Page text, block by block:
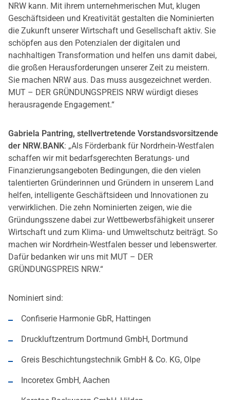
NRW kann. Mit ihrem unternehmerischen Mut, klugen
Geschäftsideen und Kreativität gestalten die Nominierten
die Zukunft unserer Wirtschaft und Gesellschaft aktiv. Sie
schöpfen aus den Potenzialen der digitalen und
nachhaltigen Transformation und helfen uns damit dabei,
die großen Herausforderungen unserer Zeit zu meistern.
Sie machen NRW aus. Das muss ausgezeichnet werden.
MUT – DER GRÜNDUNGSPREIS NRW würdigt dieses
herausragende Engagement.“
Gabriela Pantring, stellvertretende Vorstandsvorsitzende
der NRW.BANK: „Als Förderbank für Nordrhein-Westfalen
schaffen wir mit bedarfsgerechten Beratungs- und
Finanzierungsangeboten Bedingungen, die den vielen
talentierten Gründerinnen und Gründern in unserem Land
helfen, intelligente Geschäftsideen und Innovationen zu
verwirklichen. Die zehn Nominierten zeigen, wie die
Gründungsszene dabei zur Wettbewerbsfähigkeit unserer
Wirtschaft und zum Klima- und Umweltschutz beiträgt. So
machen wir Nordrhein-Westfalen besser und lebenswerter.
Dafür bedanken wir uns mit MUT – DER
GRÜNDUNGSPREIS NRW.“
Nominiert sind:
Confiserie Harmonie GbR, Hattingen
Druckluftzentrum Dortmund GmbH, Dortmund
Greis Beschichtungstechnik GmbH & Co. KG, Olpe
Incoretex GmbH, Aachen